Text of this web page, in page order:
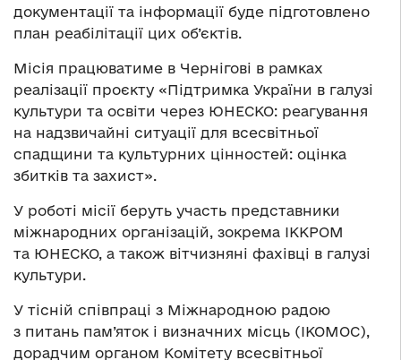
документації та інформації буде підготовлено
план реабілітації цих об’єктів.
Місія працюватиме в Чернігові в рамках
реалізації проєкту «Підтримка України в галузі
культури та освіти через ЮНЕСКО: реагування
на надзвичайні ситуації для всесвітньої
спадщини та культурних цінностей: оцінка
збитків та захист».
У роботі місії беруть участь представники
міжнародних організацій, зокрема ІККРОМ
та ЮНЕСКО, а також вітчизняні фахівці в галузі
культури.
У тісній співпраці з Міжнародною радою
з питань пам’яток і визначних місць (ІКОМОС),
дорадчим органом Комітету всесвітньої